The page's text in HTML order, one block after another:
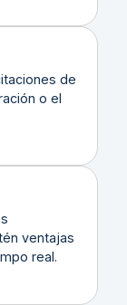
de
o el
ventajas
real.